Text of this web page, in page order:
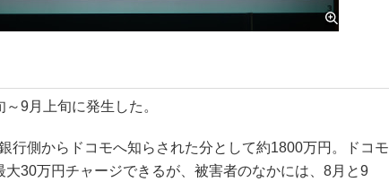
9月上旬に発生した。
行側からドコモへ知らされた分として約1800万円。ドコモ
大30万円チャージできるが、被害者のなかには、8月と9